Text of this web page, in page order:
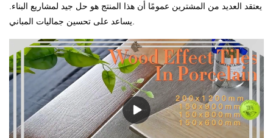
يعتقد العديد من المشترين عمومًا أن هذا المنتج هو حل جيد لمشاريع البناء.